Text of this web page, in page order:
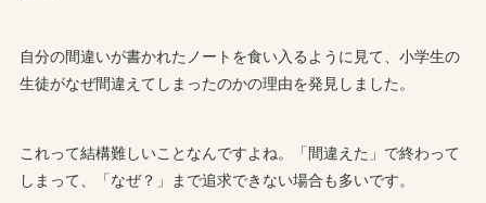
自分の間違いが書かれたノートを食い入るように見て、小学生の
生徒がなぜ間違えてしまったのかの理由を発見しました。
これって結構難しいことなんですよね。「間違えた」で終わって
しまって、「なぜ？」まで追求できない場合も多いです。